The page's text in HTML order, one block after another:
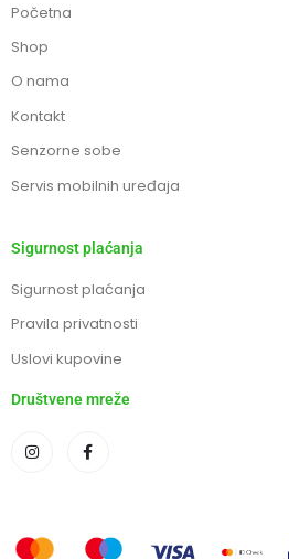
Početna
Shop
O nama
Kontakt
Senzorne sobe
Servis mobilnih uređaja
Sigurnost plaćanja
Sigurnost plaćanja
Pravila privatnosti
Uslovi kupovine
Društvene mreže